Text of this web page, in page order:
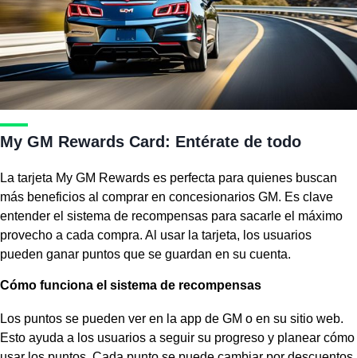
My GM Rewards Card: Entérate de todo
La tarjeta My GM Rewards es perfecta para quienes buscan
más beneficios al comprar en concesionarios GM. Es clave
entender el sistema de recompensas para sacarle el máximo
provecho a cada compra. Al usar la tarjeta, los usuarios
pueden ganar puntos que se guardan en su cuenta.
Cómo funciona el sistema de recompensas
Los puntos se pueden ver en la app de GM o en su sitio web.
Esto ayuda a los usuarios a seguir su progreso y planear cómo